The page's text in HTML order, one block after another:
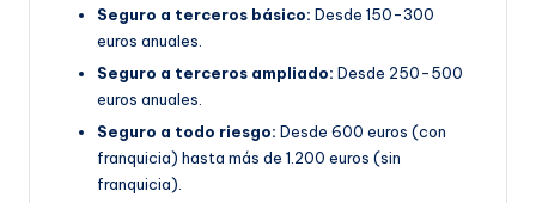
Seguro a terceros básico: Desde 150-300
euros anuales.
Seguro a terceros ampliado: Desde 250-500
euros anuales.
Seguro a todo riesgo: Desde 600 euros (con
franquicia) hasta más de 1.200 euros (sin
franquicia).